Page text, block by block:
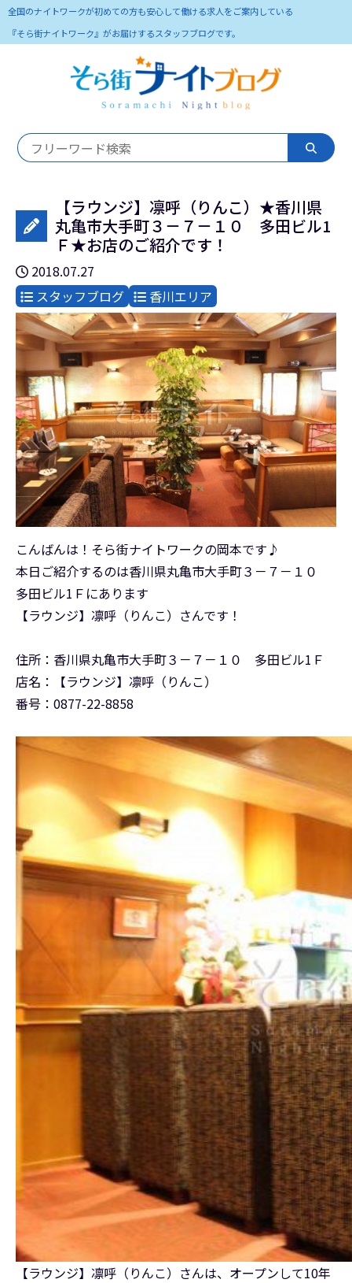
全国のナイトワークが初めての方も安心して働ける求人をご案内している
『そら街ナイトワーク』がお届けするスタッフブログです。
【ラウンジ】凛呼（りんこ）★香川県
丸亀市大手町３－７－１０ 多田ビル1
Ｆ★お店のご紹介です！
2018.07.27
スタッフブログ
香川エリア
こんばんは！そら街ナイトワークの岡本です♪
本日ご紹介するのは香川県丸亀市大手町３－７－１０
多田ビル1Ｆにあります
【ラウンジ】凛呼（りんこ）さんです！
住所：香川県丸亀市大手町３－７－１０ 多田ビル1Ｆ
店名：【ラウンジ】凛呼（りんこ）
番号：0877-22-8858
【ラウンジ】凛呼（りんこ）さんは、オープンして10年